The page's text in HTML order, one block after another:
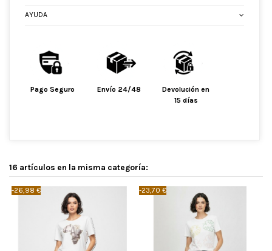
AYUDA
Pago Seguro Envío 24/48
Devolución en
15 días
16 artículos en la misma categoría:
-26,98 € -23,70 €